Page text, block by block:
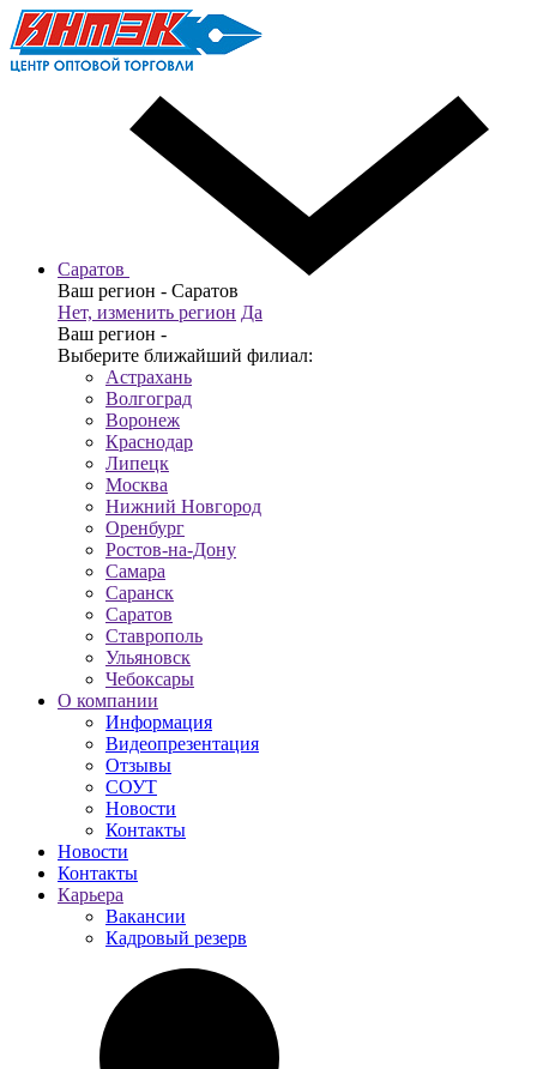
Саратов
Ваш регион - Саратов
Нет, изменить регион Да
Ваш регион -
Выберите ближайший филиал:
Астрахань
Волгоград
Воронеж
Краснодар
Липецк
Москва
Нижний Новгород
Оренбург
Ростов-на-Дону
Самара
Саранск
Саратов
Ставрополь
Ульяновск
Чебоксары
О компании
Информация
Видеопрезентация
Отзывы
СОУТ
Новости
Контакты
Новости
Контакты
Карьера
Вакансии
Кадровый резерв